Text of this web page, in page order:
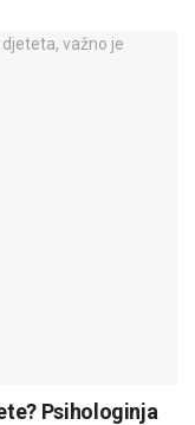
Psihologinja